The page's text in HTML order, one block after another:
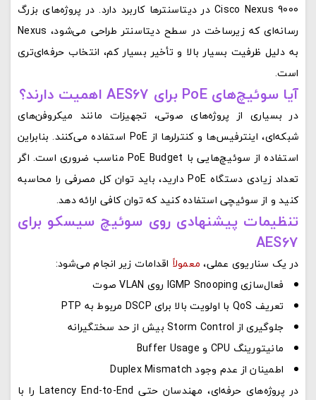
Cisco Nexus 9000 در دیتاسنترها کاربرد دارد. در پروژه‌های بزرگ
رسانه‌ای که زیرساخت در سطح دیتاسنتر طراحی می‌شود، Nexus
به دلیل ظرفیت بسیار بالا و تأخیر بسیار کم، انتخاب حرفه‌ای‌تری
است.
آیا سوئیچ‌های PoE برای AES67 اهمیت دارند؟
در بسیاری از پروژه‌های صوتی، تجهیزات مانند میکروفن‌های
شبکه‌ای، اینترفیس‌ها و کنترلرها از PoE استفاده می‌کنند. بنابراین
استفاده از سوئیچ‌هایی با PoE Budget مناسب ضروری است. اگر
تعداد زیادی دستگاه PoE دارید، باید توان کل مصرفی را محاسبه
کنید و از سوئیچی استفاده کنید که توان کافی ارائه دهد.
تنظیمات پیشنهادی روی سوئیچ سیسکو برای
AES67
در یک سناریوی عملی، معمولاً اقدامات زیر انجام می‌شود:
فعال‌سازی IGMP Snooping روی VLAN صوت
تعریف QoS با اولویت بالا برای DSCP مربوط به PTP
جلوگیری از Storm Control بیش از حد سختگیرانه
مانیتورینگ CPU و Buffer Usage
اطمینان از عدم وجود Duplex Mismatch
در پروژه‌های حرفه‌ای، مهندسان حتی Latency End-to-End را با